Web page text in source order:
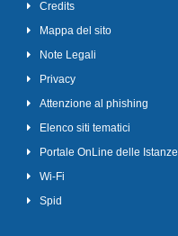
Credits
Mappa del sito
Note Legali
Privacy
Attenzione al phishing
Elenco siti tematici
Portale OnLine delle Istanze
Wi-Fi
Spid